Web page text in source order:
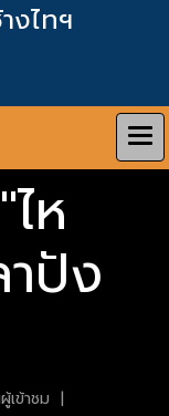
งไทฯ
ห
ปัง
ข้าชม |